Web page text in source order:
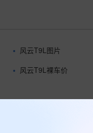
风云T9L图片
风云T9L裸车价